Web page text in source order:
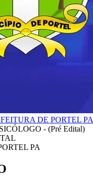
DE PORTEL PA
- (Pré Edital)
PA